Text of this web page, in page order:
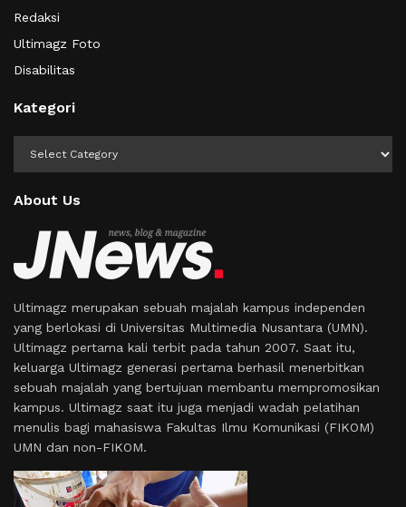
Redaksi
Ultimagz Foto
Disabilitas
Kategori
About Us
Ultimagz merupakan sebuah majalah kampus independen
yang berlokasi di Universitas Multimedia Nusantara (UMN).
Ultimagz pertama kali terbit pada tahun 2007. Saat itu,
keluarga Ultimagz generasi pertama berhasil menerbitkan
sebuah majalah yang bertujuan membantu mempromosikan
kampus. Ultimagz saat itu juga menjadi wadah pelatihan
menulis bagi mahasiswa Fakultas Ilmu Komunikasi (FIKOM)
UMN dan non-FIKOM.